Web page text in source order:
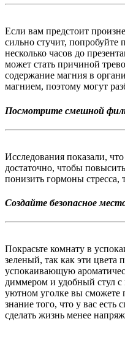
Если вам предстоит
сильно стучит, попробуйте
несколько часов до
может стать причиной
содержание магния в
магнием, поэтому могут
Посмотрите смешной
Исследования показали,
достаточно, чтобы
понизить гормоны стресса,
Создайте безопасное
Покрасьте комнату в
зеленый, так как эти цвета
успокаивающую
диммером и удобный стул
уютном уголке вы сможете
знание того, что у вас
сделать жизнь менее